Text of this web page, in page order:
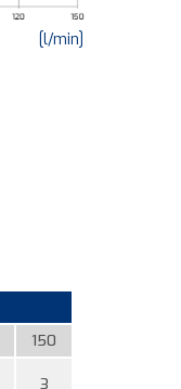
[l/min]
150
3